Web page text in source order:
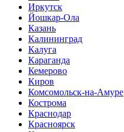
Иркутск
Йошкар-Ола
Казань
Калининград
Калуга
Караганда
Кемерово
Киров
Комсомольск-на-Амуре
Кострома
Краснодар
Красноярск